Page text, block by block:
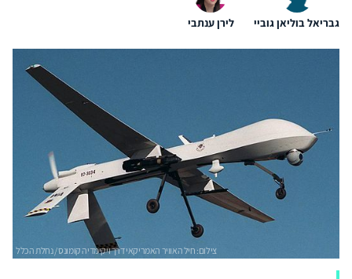
גבריאל בוליאן גוביי לירן ענתבי